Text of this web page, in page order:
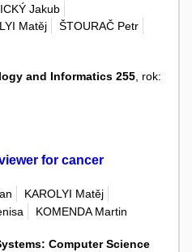
Jakub
Matěj
ŠTOURAČ Petr
and Informatics 255 , rok:
for cancer
KAROLYI Matěj
KOMENDA Martin
Computer Science